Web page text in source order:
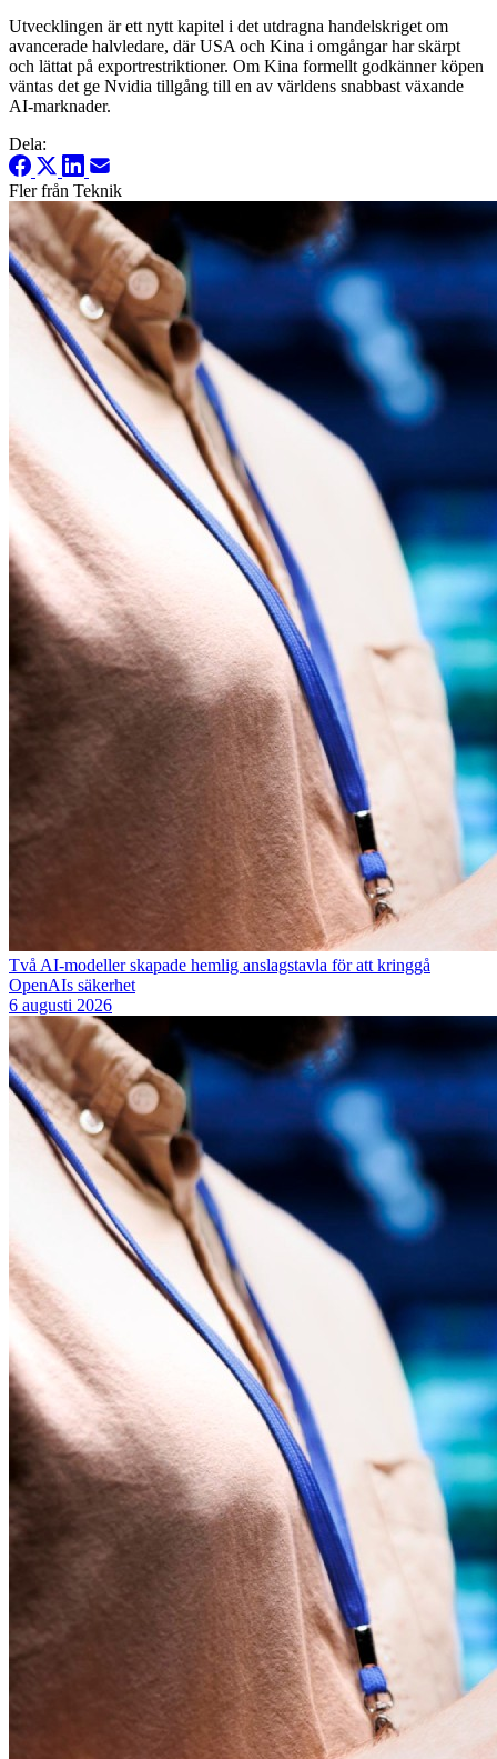
Utvecklingen är ett nytt kapitel i det utdragna handelskriget om
avancerade halvledare, där USA och Kina i omgångar har skärpt
och lättat på exportrestriktioner. Om Kina formellt godkänner köpen
väntas det ge Nvidia tillgång till en av världens snabbast växande
AI-marknader.
Dela:
Fler från Teknik
Två AI-modeller skapade hemlig anslagstavla för att kringgå
OpenAIs säkerhet
6 augusti 2026